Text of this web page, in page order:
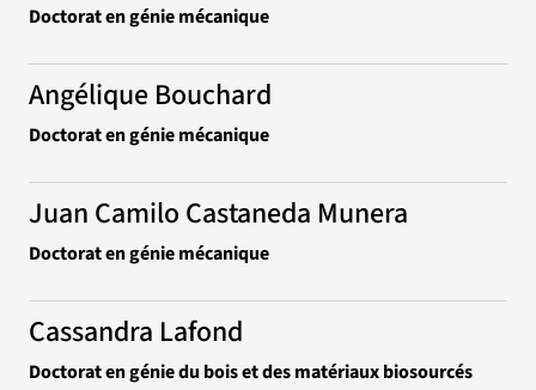
Doctorat en génie mécanique
Angélique Bouchard
Doctorat en génie mécanique
Juan Camilo Castaneda Munera
Doctorat en génie mécanique
Cassandra Lafond
Doctorat en génie du bois et des matériaux biosourcés